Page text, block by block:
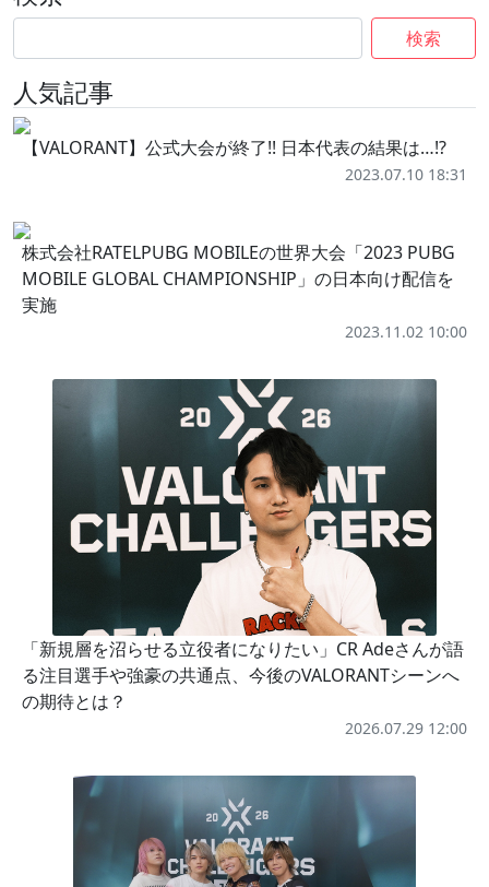
検索
人気記事
【VALORANT】公式大会が終了!! 日本代表の結果は…!?
2023.07.10 18:31
株式会社RATELPUBG MOBILEの世界大会「2023 PUBG
MOBILE GLOBAL CHAMPIONSHIP」の日本向け配信を
実施
2023.11.02 10:00
「新規層を沼らせる立役者になりたい」CR Adeさんが語
る注目選手や強豪の共通点、今後のVALORANTシーンへ
の期待とは？
2026.07.29 12:00